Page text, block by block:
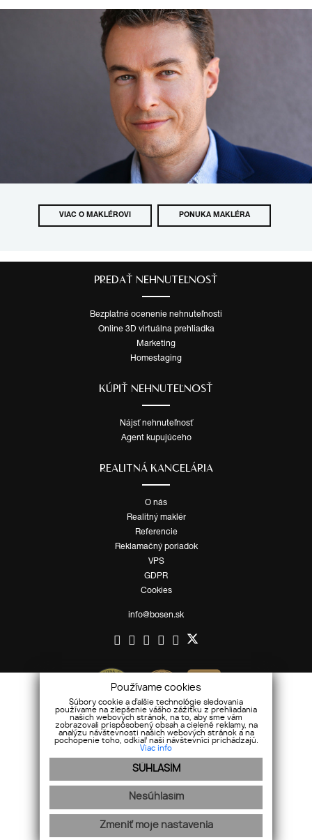
Používame cookies
Súbory cookie a ďalšie technológie sledovania
používame na zlepšenie vášho zážitku z prehliadania
našich webových stránok, na to, aby sme vám
zobrazovali prispôsobený obsah a cielené reklamy, na
analýzu návštevnosti našich webových stránok a na
pochopenie toho, odkiaľ naši návštevníci prichádzajú.
Viac info
SÚHLASÍM
Nesúhlasím
Zmeniť moje nastavenia
VIAC O MAKLÉROVI PONUKA MAKLÉRA
PREDAŤ NEHNUTEĽNOSŤ
Bezplatné ocenenie nehnuteľnosti
Online 3D virtuálna prehliadka
Marketing
Homestaging
KÚPIŤ NEHNUTEĽNOSŤ
Nájsť nehnuteľnosť
Agent kupujúceho
REALITNÁ KANCELÁRIA
O nás
Realitný maklér
Referencie
Reklamačný poriadok
VPS
GDPR
Cookies
info@bosen.sk
Mapa stránok| Ochrana osobných údajov
webex.digital- REALVIA.sk